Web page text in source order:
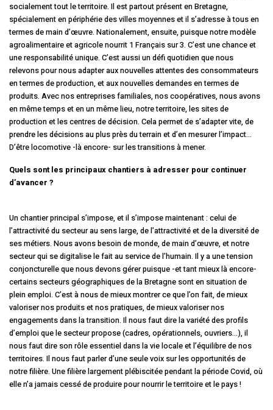
socialement tout le territoire. Il est partout présent en Bretagne,
spécialement en périphérie des villes moyennes et il s’adresse à tous en
termes de main d’œuvre. Nationalement, ensuite, puisque notre modèle
agroalimentaire et agricole nourrit 1 Français sur 3. C’est une chance et
une responsabilité unique. C’est aussi un défi quotidien que nous
relevons pour nous adapter aux nouvelles attentes des consommateurs
en termes de production, et aux nouvelles demandes en termes de
produits. Avec nos entreprises familiales, nos coopératives, nous avons
en même temps et en un même lieu, notre territoire, les sites de
production et les centres de décision. Cela permet de s’adapter vite, de
prendre les décisions au plus près du terrain et d’en mesurer l’impact…
D’être locomotive -là encore- sur les transitions à mener.
Quels sont les principaux chantiers à adresser pour continuer
d’avancer ?
Un chantier principal s’impose, et il s’impose maintenant : celui de
l’attractivité du secteur au sens large, de l’attractivité et de la diversité de
ses métiers. Nous avons besoin de monde, de main d’œuvre, et notre
secteur qui se digitalise le fait au service de l’humain. Il y a une tension
conjoncturelle que nous devons gérer puisque -et tant mieux là encore-
certains secteurs géographiques de la Bretagne sont en situation de
plein emploi. C’est à nous de mieux montrer ce que l’on fait, de mieux
valoriser nos produits et nos pratiques, de mieux valoriser nos
engagements dans la transition. Il nous faut dire la variété des profils
d’emploi que le secteur propose (cadres, opérationnels, ouvriers…), il
nous faut dire son rôle essentiel dans la vie locale et l’équilibre de nos
territoires. Il nous faut parler d’une seule voix sur les opportunités de
notre filière. Une filière largement plébiscitée pendant la période Covid, où
elle n’a jamais cessé de produire pour nourrir le territoire et le pays !